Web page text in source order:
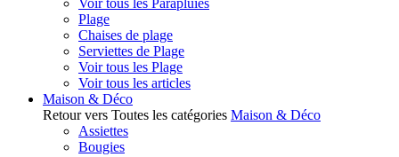
Voir tous les Parapluies
Plage
Chaises de plage
Serviettes de Plage
Voir tous les Plage
Voir tous les articles
Maison & Déco
Retour vers Toutes les catégories Maison & Déco
Assiettes
Bougies